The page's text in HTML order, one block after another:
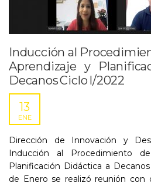
Inducción al
Aprendizaje y
Decanos Ciclo I/2022
13
ENE
Dirección de Innovación y
Inducción al Procedimiento
Planificación Didáctica a
de Enero se realizó reunión con